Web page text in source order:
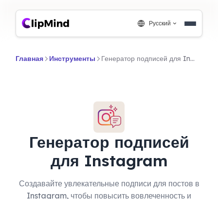
Русский
Главная Инструменты Генератор подписей для Instagram
Генератор подписей
для Instagram
Создавайте увлекательные подписи для постов в
Instagram, чтобы повысить вовлеченность и